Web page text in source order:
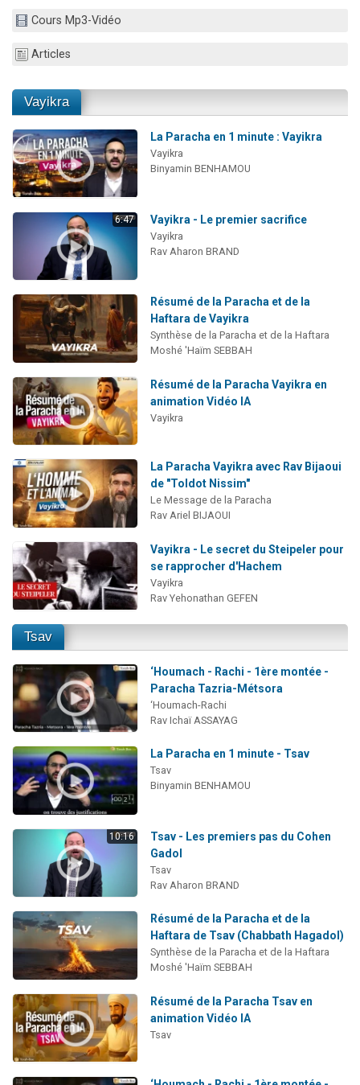
Cours Mp3-Vidéo
Articles
Vayikra
La Paracha en 1 minute : Vayikra
Vayikra
Binyamin BENHAMOU
6:47 Vayikra - Le premier sacrifice
Vayikra
Rav Aharon BRAND
Résumé de la Paracha et de la
Haftara de Vayikra
Synthèse de la Paracha et de la Haftara
Moshé 'Haïm SEBBAH
Résumé de la Paracha Vayikra en
animation Vidéo IA
Vayikra
La Paracha Vayikra avec Rav Bijaoui
de "Toldot Nissim"
Le Message de la Paracha
Rav Ariel BIJAOUI
Vayikra - Le secret du Steipeler pour
se rapprocher d'Hachem
Vayikra
Rav Yehonathan GEFEN
Tsav
‘Houmach - Rachi - 1ère montée -
Paracha Tazria-Métsora
‘Houmach-Rachi
Rav Ichaï ASSAYAG
La Paracha en 1 minute - Tsav
Tsav
Binyamin BENHAMOU
10:16
Tsav - Les premiers pas du Cohen
Gadol
Tsav
Rav Aharon BRAND
Résumé de la Paracha et de la
Haftara de Tsav (Chabbath Hagadol)
Synthèse de la Paracha et de la Haftara
Moshé 'Haïm SEBBAH
Résumé de la Paracha Tsav en
animation Vidéo IA
Tsav